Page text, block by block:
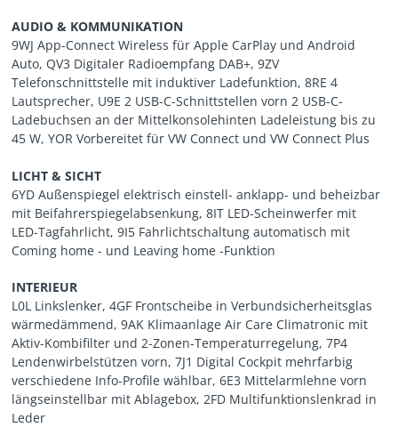
AUDIO & KOMMUNIKATION
9WJ App-Connect Wireless für Apple CarPlay und Android
Auto, QV3 Digitaler Radioempfang DAB+, 9ZV
Telefonschnittstelle mit induktiver Ladefunktion, 8RE 4
Lautsprecher, U9E 2 USB-C-Schnittstellen vorn 2 USB-C-
Ladebuchsen an der Mittelkonsolehinten Ladeleistung bis zu
45 W, YOR Vorbereitet für VW Connect und VW Connect Plus
LICHT & SICHT
6YD Außenspiegel elektrisch einstell- anklapp- und beheizbar
mit Beifahrerspiegelabsenkung, 8IT LED-Scheinwerfer mit
LED-Tagfahrlicht, 9I5 Fahrlichtschaltung automatisch mit
Coming home - und Leaving home -Funktion
INTERIEUR
L0L Linkslenker, 4GF Frontscheibe in Verbundsicherheitsglas
wärmedämmend, 9AK Klimaanlage Air Care Climatronic mit
Aktiv-Kombifilter und 2-Zonen-Temperaturregelung, 7P4
Lendenwirbelstützen vorn, 7J1 Digital Cockpit mehrfarbig
verschiedene Info-Profile wählbar, 6E3 Mittelarmlehne vorn
längseinstellbar mit Ablagebox, 2FD Multifunktionslenkrad in
Leder